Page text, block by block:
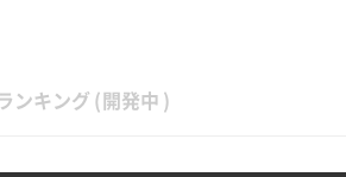
ンキング (開発中 )